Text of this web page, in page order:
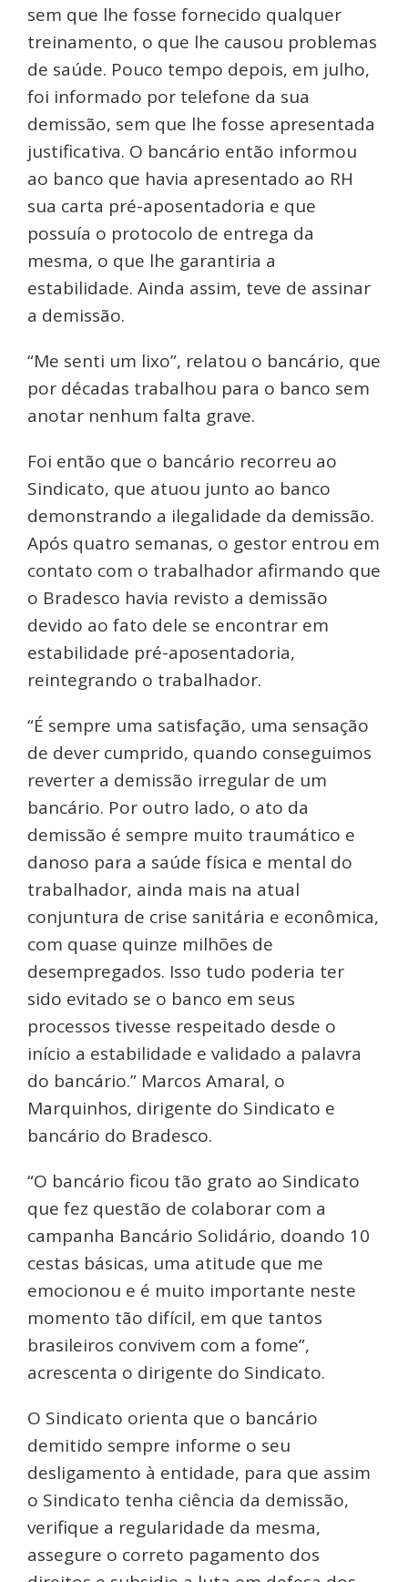
sem que lhe fosse fornecido qualquer
treinamento, o que lhe causou problemas
de saúde. Pouco tempo depois, em julho,
foi informado por telefone da sua
demissão, sem que lhe fosse apresentada
justificativa. O bancário então informou
ao banco que havia apresentado ao RH
sua carta pré-aposentadoria e que
possuía o protocolo de entrega da
mesma, o que lhe garantiria a
estabilidade. Ainda assim, teve de assinar
a demissão.
“Me senti um lixo”, relatou o bancário, que
por décadas trabalhou para o banco sem
anotar nenhum falta grave.
Foi então que o bancário recorreu ao
Sindicato, que atuou junto ao banco
demonstrando a ilegalidade da demissão.
Após quatro semanas, o gestor entrou em
contato com o trabalhador afirmando que
o Bradesco havia revisto a demissão
devido ao fato dele se encontrar em
estabilidade pré-aposentadoria,
reintegrando o trabalhador.
“É sempre uma satisfação, uma sensação
de dever cumprido, quando conseguimos
reverter a demissão irregular de um
bancário. Por outro lado, o ato da
demissão é sempre muito traumático e
danoso para a saúde física e mental do
trabalhador, ainda mais na atual
conjuntura de crise sanitária e econômica,
com quase quinze milhões de
desempregados. Isso tudo poderia ter
sido evitado se o banco em seus
processos tivesse respeitado desde o
início a estabilidade e validado a palavra
do bancário.” Marcos Amaral, o
Marquinhos, dirigente do Sindicato e
bancário do Bradesco.
“O bancário ficou tão grato ao Sindicato
que fez questão de colaborar com a
campanha Bancário Solidário, doando 10
cestas básicas, uma atitude que me
emocionou e é muito importante neste
momento tão difícil, em que tantos
brasileiros convivem com a fome”,
acrescenta o dirigente do Sindicato.
O Sindicato orienta que o bancário
demitido sempre informe o seu
desligamento à entidade, para que assim
o Sindicato tenha ciência da demissão,
verifique a regularidade da mesma,
assegure o correto pagamento dos